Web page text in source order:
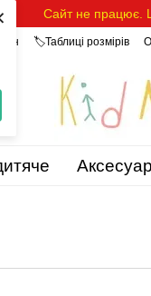
Сайт не працює.
🏷️Таблиці розмірів